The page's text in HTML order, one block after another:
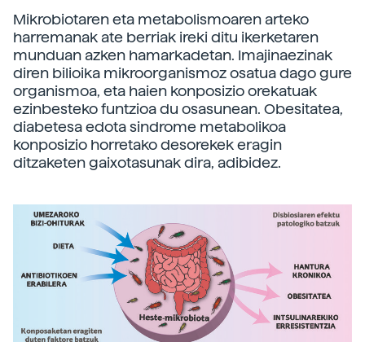
Mikrobiotaren eta metabolismoaren arteko
harremanak ate berriak ireki ditu ikerketaren
munduan azken hamarkadetan. Imajinaezinak
diren bilioika mikroorganismoz osatua dago gure
organismoa, eta haien konposizio orekatuak
ezinbesteko funtzioa du osasunean. Obesitatea,
diabetesa edota sindrome metabolikoa
konposizio horretako desorekek eragin
ditzaketen gaixotasunak dira, adibidez.